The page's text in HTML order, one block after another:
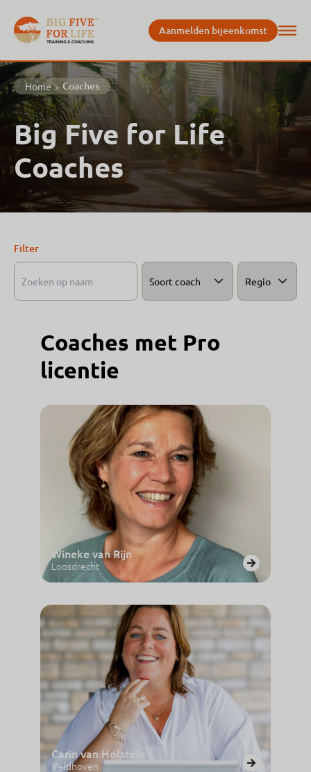
Aanmelden bijeenkomst
Home > Coaches
Big Five for Life
Coaches
Filter
Coaches met Pro
licentie
Wineke van Rijn
Loosdrecht
Carin van Holstein
Veldhoven